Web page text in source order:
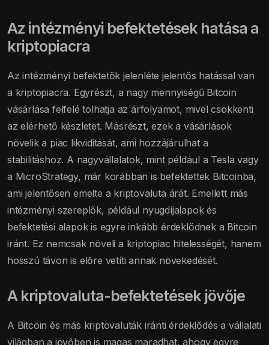
Az intézményi befektetések hatása a
kriptopiacra
Az intézményi befektetők jelenléte jelentős hatással van
a kriptopiacra. Egyrészt, a nagy mennyiségű Bitcoin
vásárlása felfelé tolhatja az árfolyamot, mivel csökkenti
az elérhető készletet. Másrészt, ezek a vásárlások
növelik a piac likviditását, ami hozzájárulhat a
stabilitáshoz. A nagyvállalatok, mint például a Tesla vagy
a MicroStrategy, már korábban is befektettek Bitcoinba,
ami jelentősen emelte a kriptovaluta árát. Emellett más
intézményi szereplők, például nyugdíjalapok és
befektetési alapok is egyre inkább érdeklődnek a Bitcoin
iránt. Ez nemcsak növeli a kriptopiac hitelességét, hanem
hosszú távon is előre vetíti annak növekedését.
A kriptovaluta-befektetések jövője
A Bitcoin és más kriptovaluták iránti érdeklődés a vállalati
világban a jövőben is magas maradhat, ahogy egyre